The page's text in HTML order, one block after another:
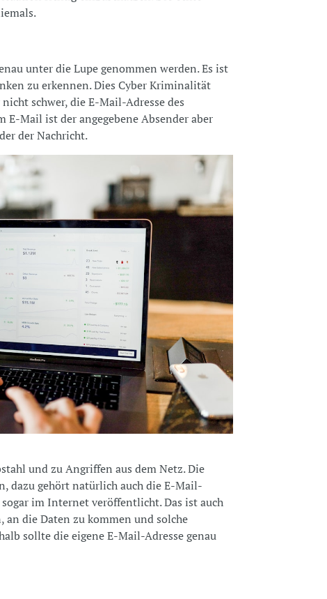
unter die Lupe genommen werden. Es ist
zu erkennen. Dies Cyber Kriminalität
schwer, die E-Mail-Adresse des
E-Mail ist der angegebene Absender aber
der Nachricht.
und zu Angriffen aus dem Netz. Die
dazu gehört natürlich auch die E-Mail-
im Internet veröffentlicht. Das ist auch
an die Daten zu kommen und solche
sollte die eigene E-Mail-Adresse genau